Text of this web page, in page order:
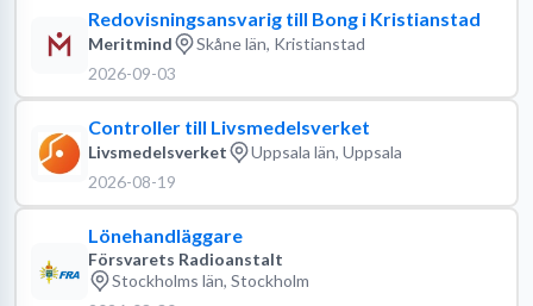
Redovisningsansvarig till Bong i Kristianstad
Meritmind
Skåne län, Kristianstad
2026-09-03
Controller till Livsmedelsverket
Livsmedelsverket
Uppsala län, Uppsala
2026-08-19
Lönehandläggare
Försvarets Radioanstalt
Stockholms län, Stockholm